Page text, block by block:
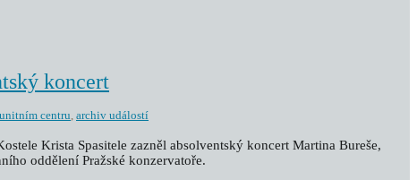
koncert
centru, archiv událostí
Krista Spasitele zazněl absolventský koncert Martina Bureše,
oddělení Pražské konzervatoře.